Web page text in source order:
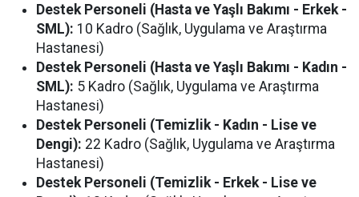
Destek Personeli (Hasta ve Yaşlı Bakımı - Erkek -
SML): 10 Kadro (Sağlık, Uygulama ve Araştırma
Hastanesi)
Destek Personeli (Hasta ve Yaşlı Bakımı - Kadın -
SML): 5 Kadro (Sağlık, Uygulama ve Araştırma
Hastanesi)
Destek Personeli (Temizlik - Kadın - Lise ve
Dengi): 22 Kadro (Sağlık, Uygulama ve Araştırma
Hastanesi)
Destek Personeli (Temizlik - Erkek - Lise ve